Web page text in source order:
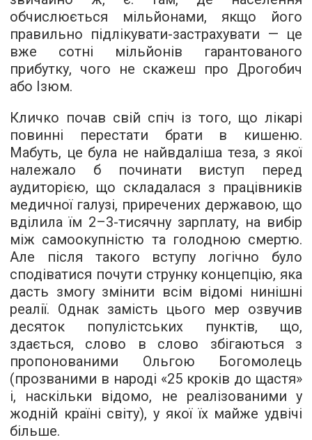
обчислюється мільйонами, якщо його
правильно підлікувати-застрахувати — це
вже сотні мільйонів гарантованого
прибутку, чого не скажеш про Дрогобич
або Ізюм.
Кличко почав свій спіч із того, що лікарі
повинні перестати брати в кишеню.
Мабуть, це була не найвдаліша теза, з якої
належало б починати виступ перед
аудиторією, що складалася з працівників
медичної галузі, приречених державою, що
вділила їм 2–3-тисячну зарплату, на вибір
між самоокупністю та голодною смертю.
Але після такого вступу логічно було
сподіватися почути струнку концепцію, яка
дасть змогу змінити всім відомі нинішні
реалії. Однак замість цього мер озвучив
десяток популістських пунктів, що,
здається, слово в слово збігаються з
пропонованими Ольгою Богомолець
(прозваними в народі «25 кроків до щастя»
і, наскільки відомо, не реалізованими у
жодній країні світу), у якої їх майже удвічі
більше.